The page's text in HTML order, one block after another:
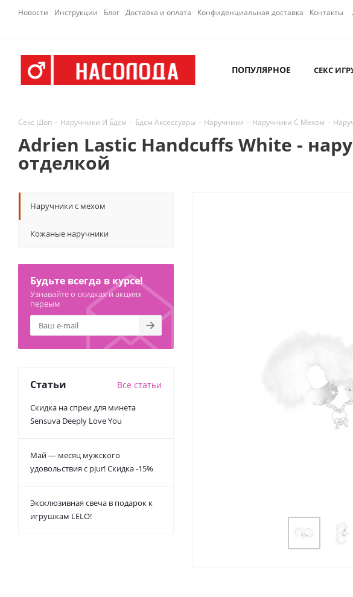
Новости Инструкции Блог Доставка и оплата Конфиденциальная доставка Контакты
ПОПУЛЯРНОЕ СЕКС
Секс Шоп - Наручники И Бдсм - Бдсм Аксессуары - Наручники - Наручники С Мехом -
Adrien Lastic Handcuffs White -
отделкой
Наручники с мехом
Кожаные наручники
Будьте всегда в курсе!
Узнавайте о скидках и акциях
первым
Статьи Все статьи
Скидка на спреи для минета
Sensuva Deeply Love You
Май — месяц мужского
удовольствия с pjur! Скидка -15%
Эксклюзивная свеча в подарок к
игрушкам LELO!